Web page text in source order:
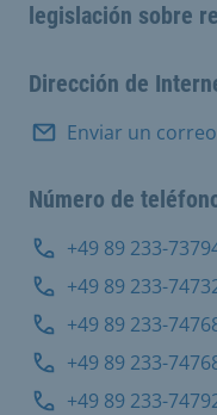
legislación sobre
Dirección de
Enviar un
Número de
+49 89 233-
+49 89 233-
+49 89 233-
+49 89 233-
+49 89 233-